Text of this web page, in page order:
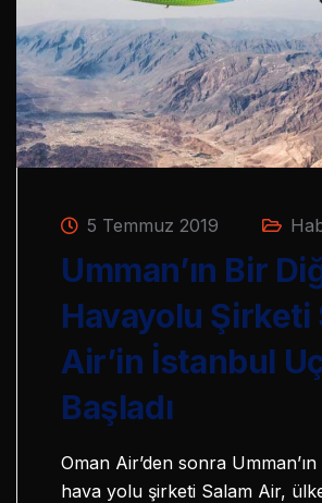
5 Temmuz 2019
Umman’ın Bir
Havayolu Şirketi
Air’in İstanbul
Başladı
Oman Air’den sonra
hava yolu şirketi Salam Air,